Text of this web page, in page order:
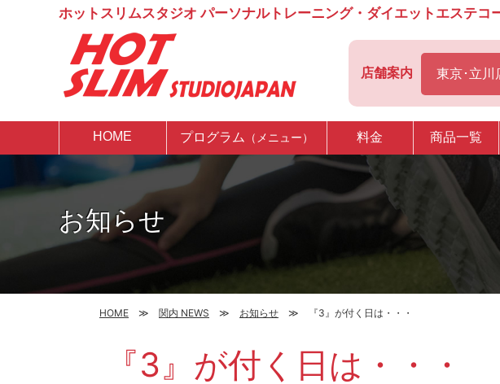
ホットスリムスタジオ パーソナルトレーニング・ダイエットエステ
店舗案内 東京･立川
HOME プログラム （メニュー） 料金 商品一覧
お知らせ
HOME 関内 NEWS お知らせ 『3』が付く日は・・・
『3』が付く日は・・・